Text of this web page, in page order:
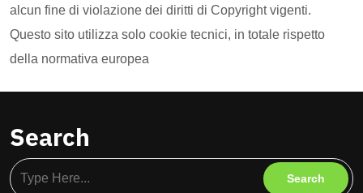
alcun fine di violazione dei diritti di Copyright vigenti.
Questo sito utilizza solo cookie tecnici, in totale rispetto
della normativa europea
Search